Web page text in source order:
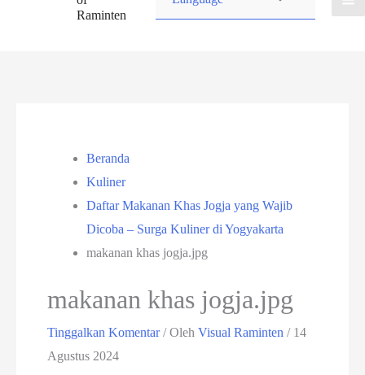
Raminten
Beranda
Kuliner
Daftar Makanan Khas Jogja yang Wajib
Dicoba – Surga Kuliner di Yogyakarta
makanan khas jogja.jpg
makanan khas jogja.jpg
Tinggalkan Komentar / OlehVisual Raminten/ 14
Agustus 2024